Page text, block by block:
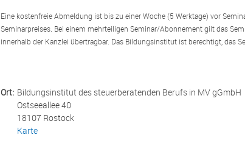
Eine kostenfreie Abmeldung ist bis zu einer Woche (5 Werktage) vor
Seminarpreises. Bei einem mehrteiligen Seminar/Abonnement gilt das
innerhalb der Kanzlei übertragbar. Das Bildungsinstitut ist berechtigt, das
Ort: Bildungsinstitut des steuerberatenden Berufs in MV gGmbH
Ostseeallee 40
18107 Rostock
Karte